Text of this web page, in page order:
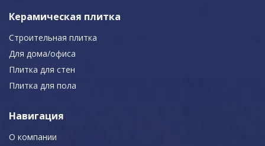
Керамическая плитка
Строительная плитка
Для дома/офиса
Плитка для стен
Плитка для пола
Навигация
О компании